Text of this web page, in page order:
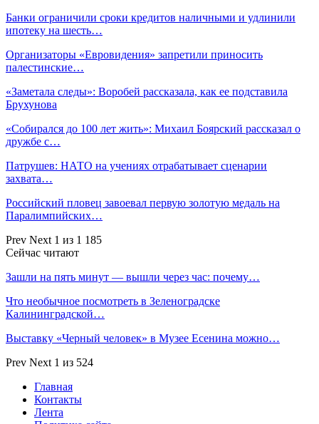
Банки ограничили сроки кредитов наличными и удлинили
ипотеку на шесть…
Организаторы «Евровидения» запретили приносить
палестинские…
«Заметала следы»: Воробей рассказала, как ее подставила
Брухунова
«Собирался до 100 лет жить»: Михаил Боярский рассказал о
дружбе с…
Патрушев: НАТО на учениях отрабатывает сценарии
захвата…
Российский пловец завоевал первую золотую медаль на
Паралимпийских…
Prev Next 1 из 1 185
Сейчас читают
Зашли на пять минут — вышли через час: почему…
Что необычное посмотреть в Зеленоградске
Калининградской…
Выставку «Черный человек» в Музее Есенина можно…
Prev Next 1 из 524
Главная
Контакты
Лента